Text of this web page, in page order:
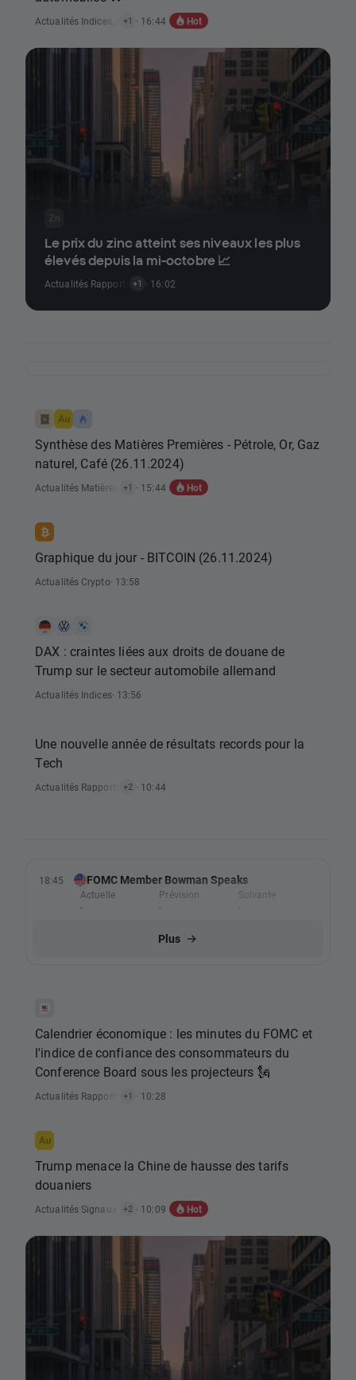
Actualités Indices Actualités Actions
+1 · 16:44 Hot
Le prix du zinc atteint ses niveaux les plus
élevés depuis la mi-octobre 📈
Actualités Rapports Économiques
+1 · 16:02
Synthèse des Matières Premières - Pétrole, Or, Gaz
naturel, Café (26.11.2024)
Actualités Matières Premières
+1 · 15:44 Hot
Graphique du jour - BITCOIN (26.11.2024)
Actualités Crypto· 13:58
DAX : craintes liées aux droits de douane de
Trump sur le secteur automobile allemand
Actualités Indices· 13:56
Une nouvelle année de résultats records pour la
Tech
Actualités Rapports Économiques
+2 · 10:44
18:45 FOMC Member Bowman Speaks
Actuelle
-
Prévision
-
Suivante
-
Plus
Calendrier économique : les minutes du FOMC et
l'indice de confiance des consommateurs du
Conference Board sous les projecteurs 🗽
Actualités Rapports Économiques
+1 · 10:28
Trump menace la Chine de hausse des tarifs
douaniers
Actualités Signaux De Trading , Actualités Analyse Technique
+2 · 10:09 Hot